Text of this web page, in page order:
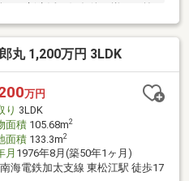
での新生活。好条件の揃った前
丸 1,200万円 3LDK
万円
り 3LDK
面積105.68m2
面積133.3m2
月 1976年8月(築50年1ヶ月)
南海電鉄加太支線 東松江駅 徒歩17